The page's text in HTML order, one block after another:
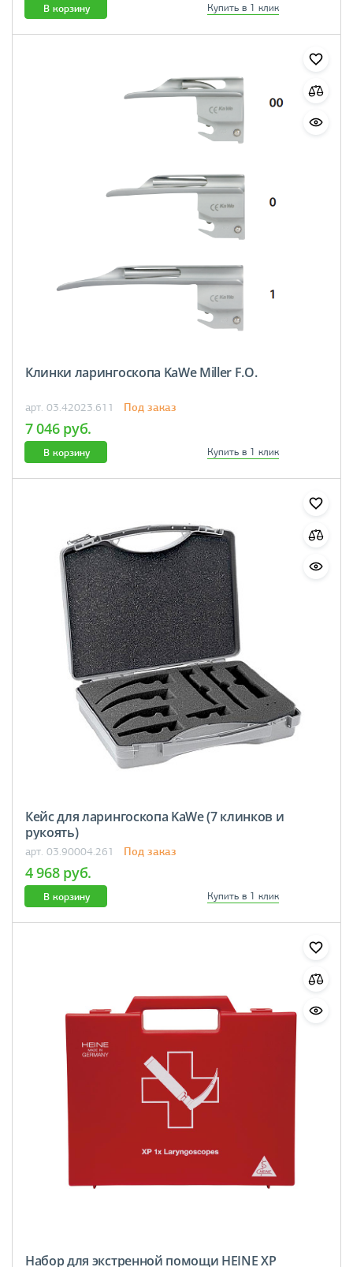
В корзину Купить в 1 клик
Клинки ларингоскопа KaWe Miller F.O.
арт. 03.42023.611 Под заказ
7 046 руб.
В корзину Купить в 1 клик
Кейс для ларингоскопа KaWe (7 клинков и
рукоять)
арт. 03.90004.261 Под заказ
4 968 руб.
В корзину Купить в 1 клик
Набор для экстренной помощи HEINE XP